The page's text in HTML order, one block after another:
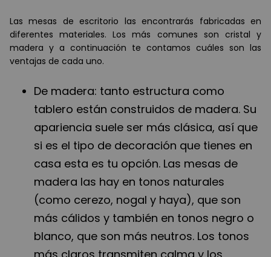
Las mesas de escritorio las encontrarás fabricadas en
diferentes materiales. Los más comunes son cristal y
madera y a continuación te contamos cuáles son las
ventajas de cada uno.
De madera: tanto estructura como
tablero están construidos de madera. Su
apariencia suele ser más clásica, así que
si es el tipo de decoración que tienes en
casa esta es tu opción. Las mesas de
madera las hay en tonos naturales
(como cerezo, nogal y haya), que son
más cálidos y también en tonos negro o
blanco, que son más neutros. Los tonos